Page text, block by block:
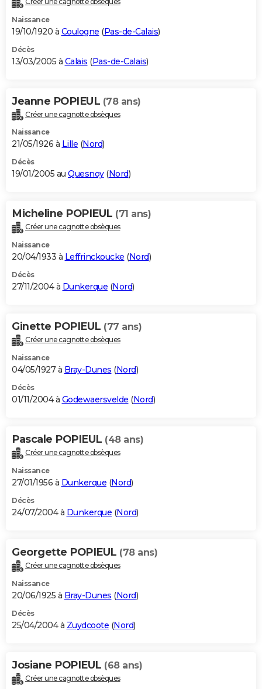
Naissance
19/10/1920 à Coulogne (Pas-de-Calais)
Décès
13/03/2005 à Calais (Pas-de-Calais)
Jeanne POPIEUL (78 ans)
Créer une cagnotte obsèques
Naissance
21/05/1926 à Lille (Nord)
Décès
19/01/2005 au Quesnoy(Nord)
Micheline POPIEUL (71 ans)
Créer une cagnotte obsèques
Naissance
20/04/1933 à Leffrinckoucke (Nord)
Décès
27/11/2004 à Dunkerque (Nord)
Ginette POPIEUL (77 ans)
Créer une cagnotte obsèques
Naissance
04/05/1927 à Bray-Dunes (Nord)
Décès
01/11/2004 à Godewaersvelde (Nord)
Pascale POPIEUL (48 ans)
Créer une cagnotte obsèques
Naissance
27/01/1956 à Dunkerque (Nord)
Décès
24/07/2004 à Dunkerque (Nord)
Georgette POPIEUL (78 ans)
Créer une cagnotte obsèques
Naissance
20/06/1925 à Bray-Dunes (Nord)
Décès
25/04/2004 à Zuydcoote (Nord)
Josiane POPIEUL (68 ans)
Créer une cagnotte obsèques